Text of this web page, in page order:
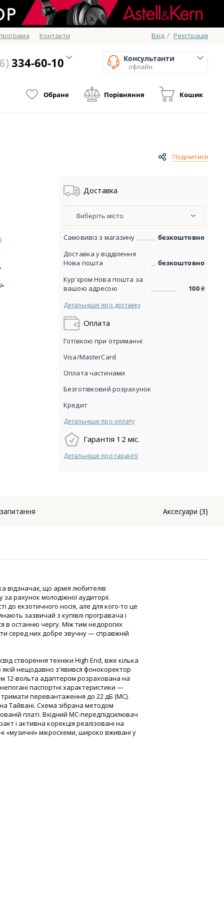
Контакти Вхід / Реєстрація
334-60-10 Консультанти
офлайн
Обране Порівняння Кошик
Поділитися
Доставка
Виберіть місто
Самовивіз з магазину
безкоштовно
Доставка у відділення
Нова пошта
безкоштовно
Кур'єром Нова пошта за
вашою адресою
100₴
Детальніше про доставку
Оплата
Visa/MasterCard
Готівкою при отриманні
Безготівковий розрахунок
Кредит
Оплата частинами
Детальніше про оплату
Гарантія 12 міс.
Детальніше про гарантії
Аксесуари (3)
відзначає, що армія любителів
рахунок молодіжної аудиторії.
до екзотичного носія, але для кого-то це
зазвичай з купівлі програвача і
в останню чергу. Між тим недорогих
серед них добре звучну — справжній
створення техніки High End, вже кілька
якій нещодавно з'явився фонокоректор
12-вольта адаптером розрахована на
паспортні характеристики —
перевантаження до 22 дБ (МС).
Тайвані. Схема зібрана методом
платі. Вхідний МС-передпідсилювач
і активна корекція реалізовані на
«музичні» мікросхеми, широко вживані у